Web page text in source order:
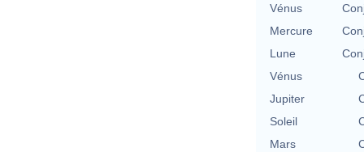
Vénus
Mercure
Lune
Vénus
Jupiter
Soleil
Mars